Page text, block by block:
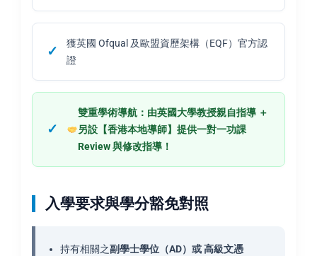
獲英國 Ofqual 及歐盟資歷架構（EQF）官方認
證
雙重學術導航：由英國大學教授親自指導 ＋
另設【香港本地導師】提供一對一功課
Review 與修改指導！
入學要求與學分豁免對照
持有相關之副學士學位（AD）或 高級文憑